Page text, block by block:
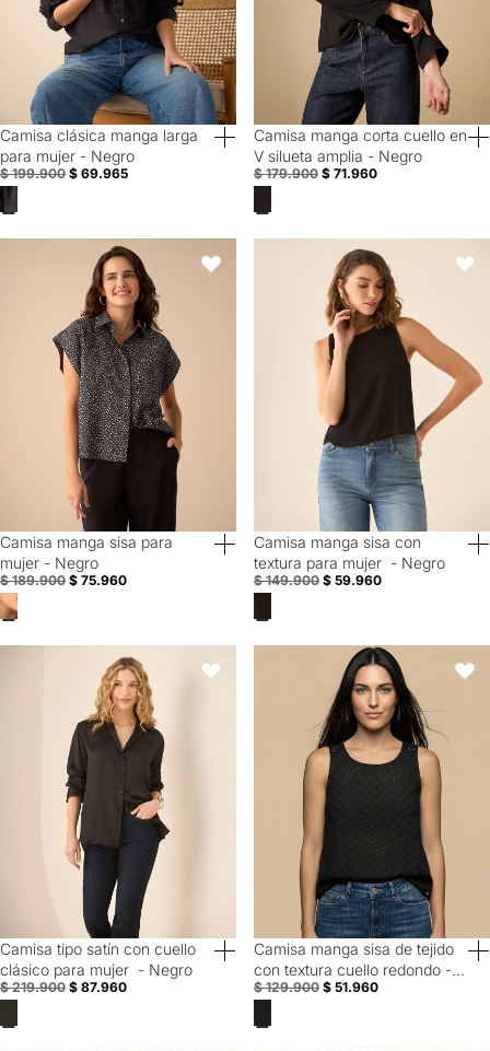
Special Prices
Camisa clásica manga larga
para mujer - Negro
$ 199.900 $ 69.965
60% Off
Camisa manga corta cuello en
V silueta amplia - Negro
$ 179.900 $ 71.960
Camisa manga sisa para mujer - Negro
60% Off
Camisa manga sisa para
mujer - Negro
$ 189.900 $ 75.960
Favoritos
Camisa manga sisa con textura
60% Off
Camisa manga sisa con
textura para mujer - Negro
$ 149.900 $ 59.960
Camisa tipo satín con cuello clásico para mujer - Negro
60% Off
Camisa tipo satín con cuello
clásico para mujer - Negro
$ 219.900 $ 87.960
Favoritos
Camisa manga sisa de tejido
60% Off
Camisa manga sisa de tejido
con textura cuello redondo -
Negro
$ 129.900 $ 51.960